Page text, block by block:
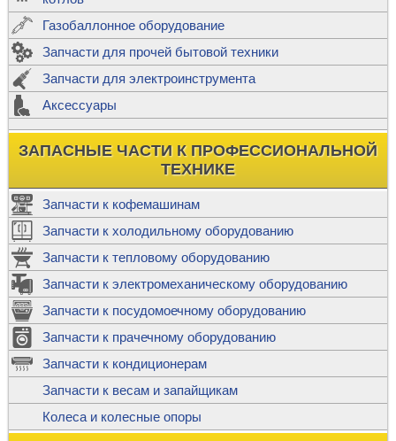
Газобаллонное оборудование
Запчасти для прочей бытовой техники
Запчасти для электроинструмента
Аксессуары
ЗАПАСНЫЕ ЧАСТИ К ПРОФЕССИОНАЛЬНОЙ
ТЕХНИКЕ
Запчасти к кофемашинам
Запчасти к холодильному оборудованию
Запчасти к тепловому оборудованию
Запчасти к электромеханическому оборудованию
Запчасти к посудомоечному оборудованию
Запчасти к прачечному оборудованию
Запчасти к кондиционерам
Запчасти к весам и запайщикам
Колеса и колесные опоры